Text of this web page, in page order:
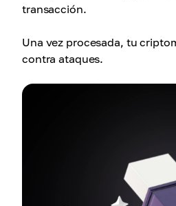
transacción.
Una vez procesada, tu
contra ataques.